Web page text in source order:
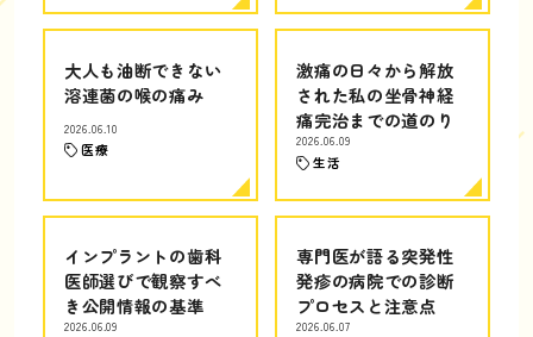
大人も油断できない
溶連菌の喉の痛み
2026.06.10
医療
激痛の日々から解放
された私の坐骨神経
痛完治までの道のり
2026.06.09
生活
インプラントの歯科
医師選びで観察すべ
き公開情報の基準
2026.06.09
専門医が語る突発性
発疹の病院での診断
プロセスと注意点
2026.06.07